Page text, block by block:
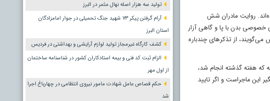
روایت مادران شش
خصوصی بدن با پا و گاهی آزار
از تذکرهای چندباره
که هفته گذشته انجام شد،
این ماجراست و اگر تایید
تولید سه هزار اصله نهال مثمر در البرز
آرام گرفتن پیکر ۷۳ شهید جنگ تحمیلی در جوار امامزادگان
استان البرز
کشف کارگاه غیرمجاز تولید لوازم آرایشی و بهداشتی در فردیس
الزام ثبت کد فنی و بیمه استادکاران کشور در شناسنامه ساختمان
از اول مهر
حکم قصاص عامل شهادت مامور نیروی انتظامی در چهارباغ اجرا
شد